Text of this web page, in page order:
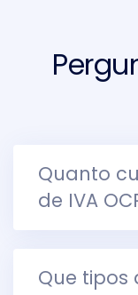
Quanto
de IVA
Que tipos